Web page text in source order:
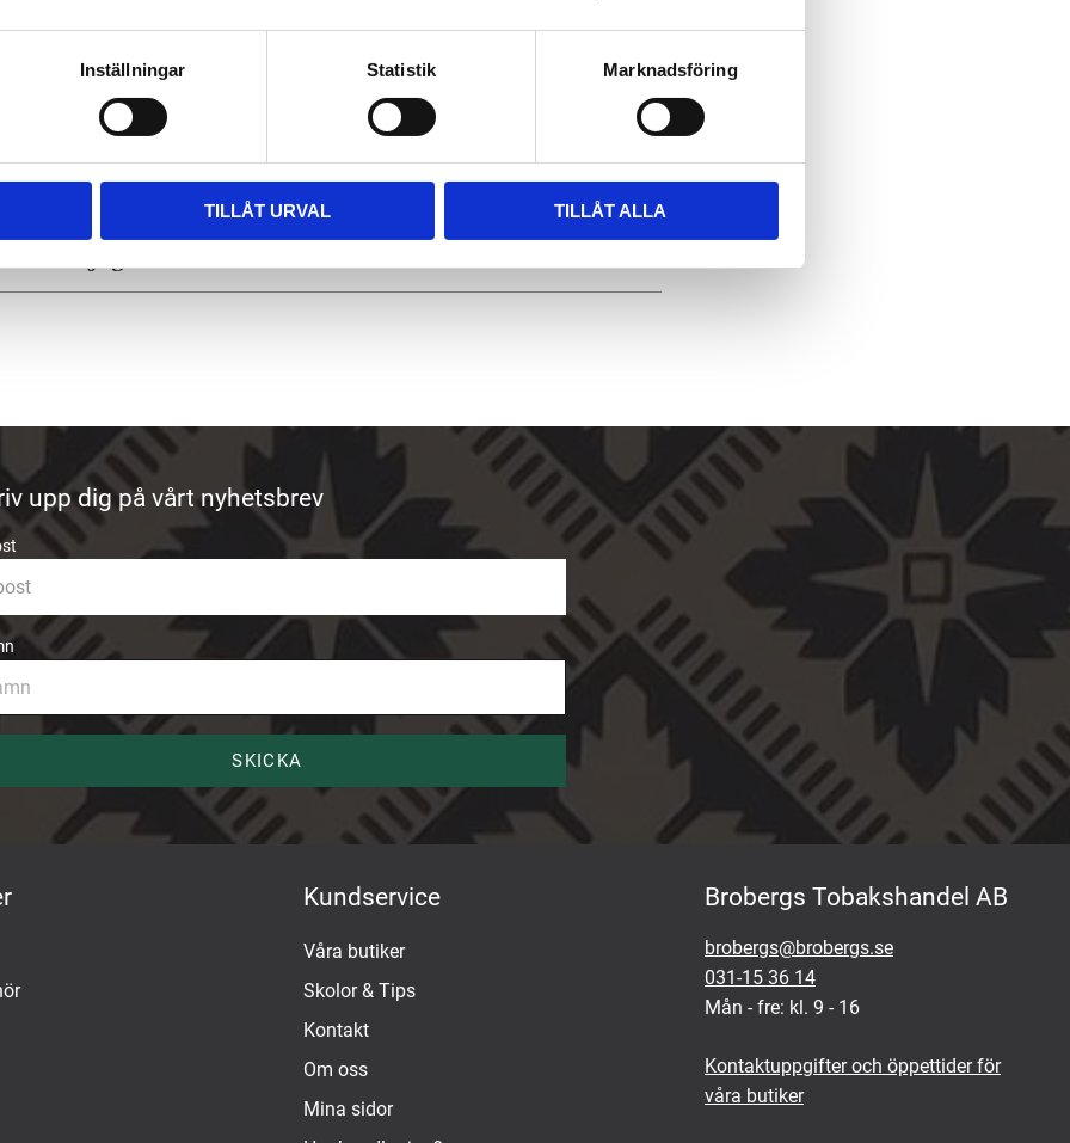
Inställningar Statistik Marknadsföring
TILLÅT URVAL TILLÅT ALLA
Vanliga frågor
upp dig på vårt nyhetsbrev
SKICKA
Kundservice
Våra butiker
Skolor & Tips
Kontakt
Om oss
Mina sidor
Brobergs Tobakshandel AB
brobergs@brobergs.se
031-15 36 14
Mån - fre: kl. 9 - 16
Kontaktuppgifter och öppettider för
våra butiker